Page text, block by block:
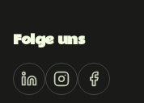
Folge uns